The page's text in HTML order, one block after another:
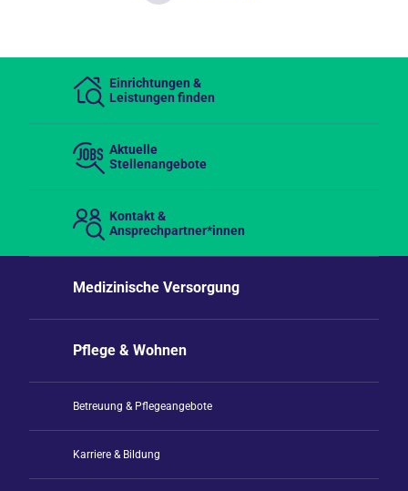
Einrichtungen &
Leistungen finden
Aktuelle
Stellenangebote
Kontakt &
Ansprechpartner*innen
Medizinische Versorgung
Pflege & Wohnen
Betreuung & Pflegeangebote
Karriere & Bildung